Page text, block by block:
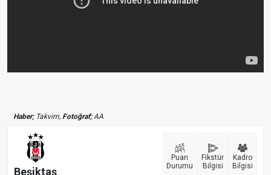
Haber;Takvim, Fotoğraf;AA
Beşiktaş
Puan
Durumu
Fikstür
Bilgisi
Kadro
Bilgisi